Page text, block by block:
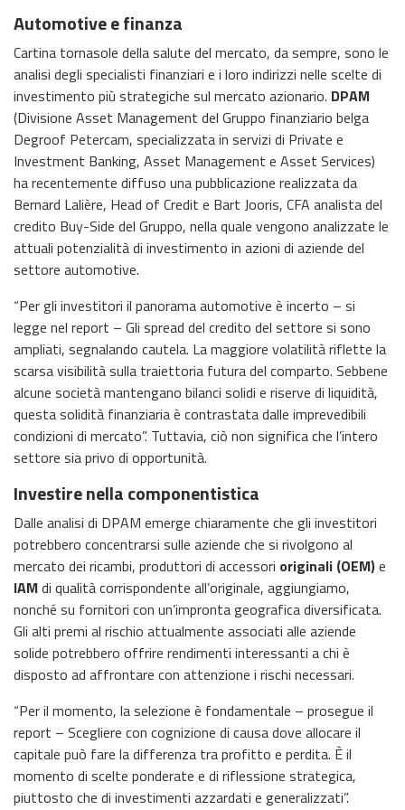
Automotive e finanza
Cartina tornasole della salute del mercato, da sempre, sono le
analisi degli specialisti finanziari e i loro indirizzi nelle scelte di
investimento più strategiche sul mercato azionario. DPAM
(Divisione Asset Management del Gruppo finanziario belga
Degroof Petercam, specializzata in servizi di Private e
Investment Banking, Asset Management e Asset Services)
ha recentemente diffuso una pubblicazione realizzata da
Bernard Lalière, Head of Credit e Bart Jooris, CFA analista del
credito Buy-Side del Gruppo, nella quale vengono analizzate le
attuali potenzialità di investimento in azioni di aziende del
settore automotive.
“Per gli investitori il panorama automotive è incerto – si
legge nel report – Gli spread del credito del settore si sono
ampliati, segnalando cautela. La maggiore volatilità riflette la
scarsa visibilità sulla traiettoria futura del comparto. Sebbene
alcune società mantengano bilanci solidi e riserve di liquidità,
questa solidità finanziaria è contrastata dalle imprevedibili
condizioni di mercato”. Tuttavia, ciò non significa che l’intero
settore sia privo di opportunità.
Investire nella componentistica
Dalle analisi di DPAM emerge chiaramente che gli investitori
potrebbero concentrarsi sulle aziende che si rivolgono al
mercato dei ricambi, produttori di accessori originali (OEM)e
IAMdi qualità corrispondente all’originale, aggiungiamo,
nonché su fornitori con un’impronta geografica diversificata.
Gli alti premi al rischio attualmente associati alle aziende
solide potrebbero offrire rendimenti interessanti a chi è
disposto ad affrontare con attenzione i rischi necessari.
“Per il momento, la selezione è fondamentale – prosegue il
report – Scegliere con cognizione di causa dove allocare il
capitale può fare la differenza tra profitto e perdita. È il
momento di scelte ponderate e di riflessione strategica,
piuttosto che di investimenti azzardati e generalizzati”.